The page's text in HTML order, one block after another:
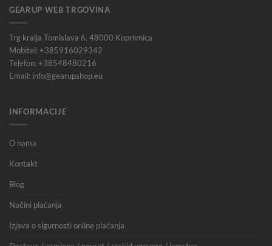
GEARUP WEB TRGOVINA
Trg kralja Tomislava 6, 48000 Koprivnica
Mobitel: +385916029342
Telefon: +38548480216
Email: info@gearupshop.eu
INFORMACIJE
O nama
Kontakt
Blog
Načini plaćanja
Izjava o sigurnosti online plaćanja